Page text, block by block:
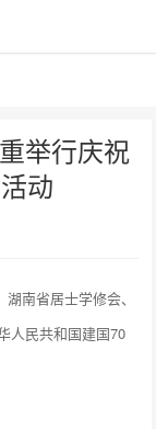
举行庆祝
动
南省居士学修会、
人民共和国建国70